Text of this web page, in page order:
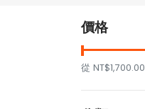
價格
從 NT$1,700.00